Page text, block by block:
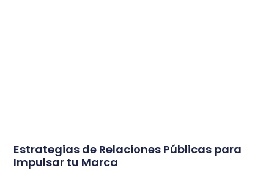
Estrategias de Relaciones Públicas para
Impulsar tu Marca